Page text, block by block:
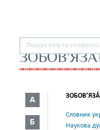
А
Б
Словник
Наукова